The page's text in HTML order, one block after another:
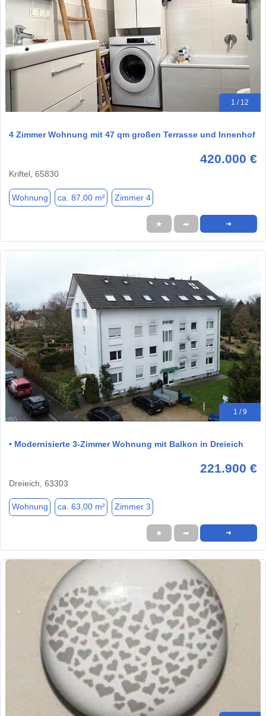
1 / 12
4 Zimmer Wohnung mit 47 qm großen Terrasse und Innenhof
420.000 €
Kriftel, 65830
Wohnung ca. 87,00 m² Zimmer 4
★ ➦ ➜
1 / 9
• Modernisierte 3-Zimmer Wohnung mit Balkon in Dreieich
221.900 €
Dreieich, 63303
Wohnung ca. 63,00 m² Zimmer 3
★ ➦ ➜